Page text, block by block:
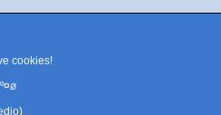
cookies!